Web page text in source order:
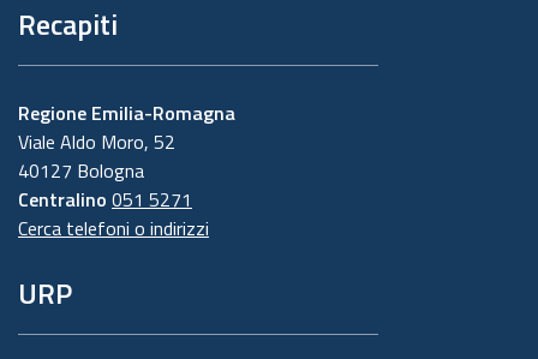
Recapiti
Regione Emilia-Romagna
Viale Aldo Moro, 52
40127 Bologna
Centralino 051 5271
Cerca telefoni o indirizzi
URP